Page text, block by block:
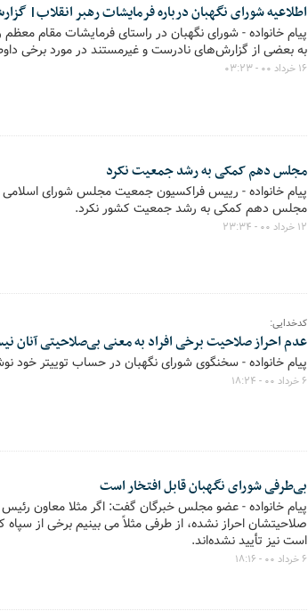
اطلاعیه شورای نگهبان درباره فرمایشات رهبر انقلاب|
پیام خانواده - شورای نگهبان در راستای فرمایشات مقام
به بعضی از گزارش‌های نادرست و غیرمستند در مورد برخی
۱۶ خرداد ۰۰ - ۰۳:۲۳
مجلس دهم کمکی به رشد جمعیت نکرد
مجلس دهم کمکی به رشد جمعیت کشور نکرد.
۱۲ خرداد ۰۰ - ۲۳:۳۴
کدخدایی:
عدم احراز صلاحیت برخی افراد به معنی بی‌صلاحیتی آنان
پیام خانواده - سخنگوی شورای نگهبان در حساب توییتر خود
۶ خرداد ۰۰ - ۱۸:۲۴
بی‌طرفی شورای نگهبان قابل افتخار است
پیام خانواده - عضو مجلس خبرگان گفت: اگر مثلا معاون
صلاحیتشان احراز نشده، از طرفی مثلاً می بینیم برخی از
است نیز تأیید نشده‌اند.
۶ خرداد ۰۰ - ۱۸:۱۶